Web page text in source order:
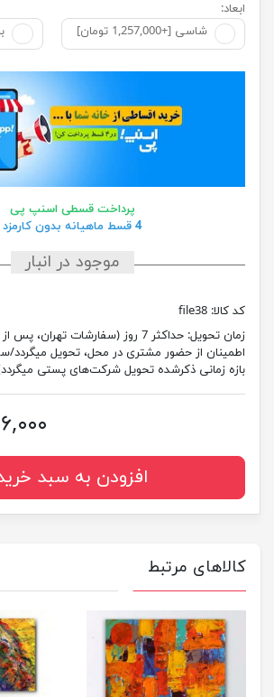
ابعاد:
شاسی [+1,257,000 تومان]
پرداخت قسطی اسنپ پی
4 قسط ماهیانه بدون کارمزد
موجود در انبار
کد کالا: file38
زمان تحویل:
حداکثر 7 روز (سفارشات
اطمینان از حضور مشتری در محل، تحویل
بازه زمانی ذکرشده تحویل شرکت‌های پستی
افزودن به سبد
کالاهای مرتبط